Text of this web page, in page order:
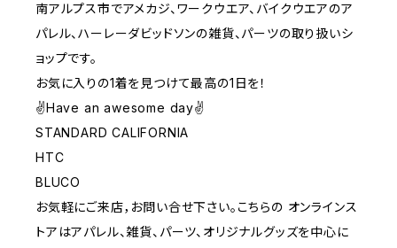
南アルプス市でアメカジ、ワークウエア、バイクウエアのア
パレル、ハーレーダビッドソンの雑貨、パーツの取り扱いシ
ョップです。
お気に入りの1着を見つけて最高の1日を！
✌️Have an awesome day✌️
STANDARD CALIFORNIA
HTC
BLUCO
お気軽にご来店，お問い合せ下さい。こちらの オンラインス
トアはアパレル、雑貨、パーツ、オリジナルグッズを中心に